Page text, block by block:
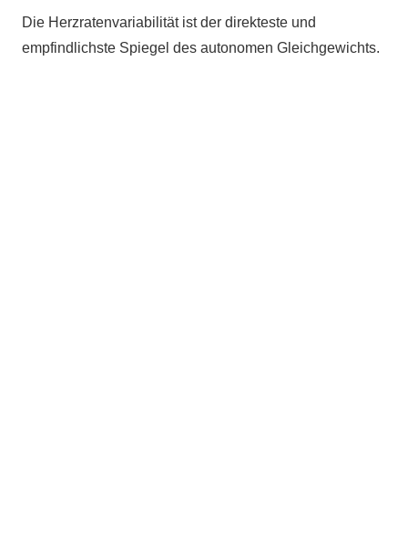
Die Herzratenvariabilität ist der direkteste und
empfindlichste Spiegel des autonomen Gleichgewichts.